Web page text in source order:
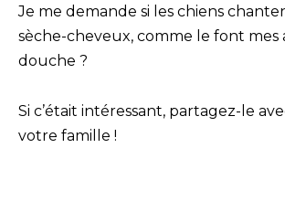
Je me demande si les chiens
sèche-cheveux, comme le font mes
douche ?
Si c’était intéressant, partagez-le
votre famille !